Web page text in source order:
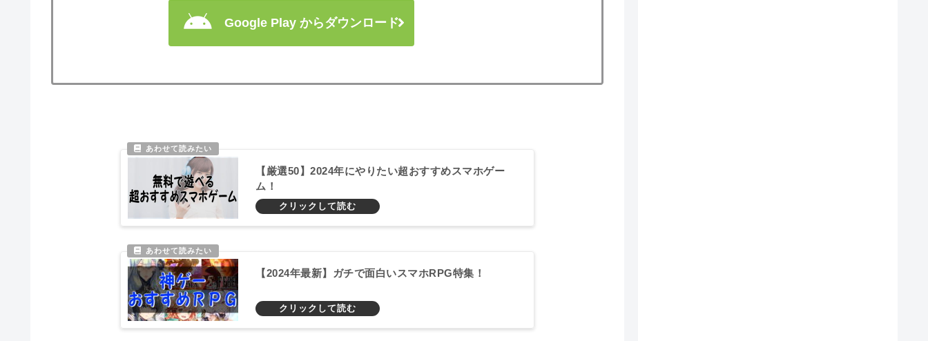
Google Play からダウンロード
【厳選50】2024年にやりたい超おすすめスマホゲー
ム！
【2024年最新】ガチで面白いスマホRPG特集！